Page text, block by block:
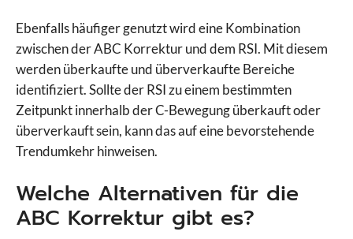
Ebenfalls häufiger genutzt wird eine Kombination
zwischen der ABC Korrektur und dem RSI. Mit diesem
werden überkaufte und überverkaufte Bereiche
identifiziert. Sollte der RSI zu einem bestimmten
Zeitpunkt innerhalb der C-Bewegung überkauft oder
überverkauft sein, kann das auf eine bevorstehende
Trendumkehr hinweisen.
Welche Alternativen für die
ABC Korrektur gibt es?